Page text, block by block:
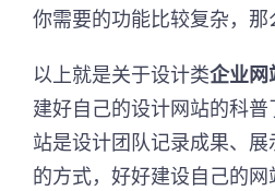
你需要的功能比较复杂，那
以上就是关于设计类企业网
建好自己的设计网站的科
站是设计团队记录成果、
的方式，好好建设自己的